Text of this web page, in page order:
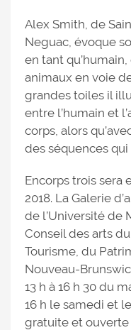
Alex Smith, de
Neguac, évoque
en tant
animaux en voie
grandes toiles il
entre l’humain et
corps, alors
des séquences
Encorps trois sera
2018. La Galerie
de l’Université de
Conseil des arts
Tourisme, du
Nouveau-
13 h à 16 h 30 du
16 h le samedi et
gratuite et ouverte